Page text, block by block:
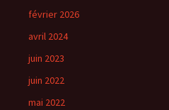
février 2026
avril 2024
juin 2023
juin 2022
mai 2022